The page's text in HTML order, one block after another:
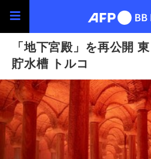
「地下宮殿」を再公開
貯水槽 トルコ